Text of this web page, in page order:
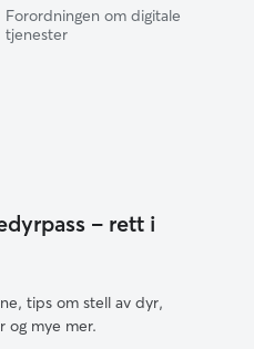
Forordningen om digitale
tjenester
– rett i
tips om stell av dyr,
og mye mer.